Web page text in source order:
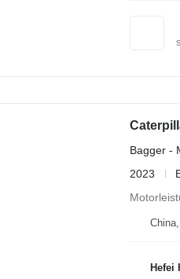
Bagger -
2023
Hefei